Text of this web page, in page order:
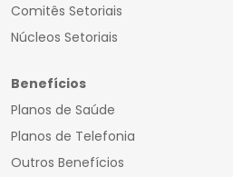
Comitês Setoriais
Núcleos Setoriais
Benefícios
Planos de Saúde
Planos de Telefonia
Outros Benefícios